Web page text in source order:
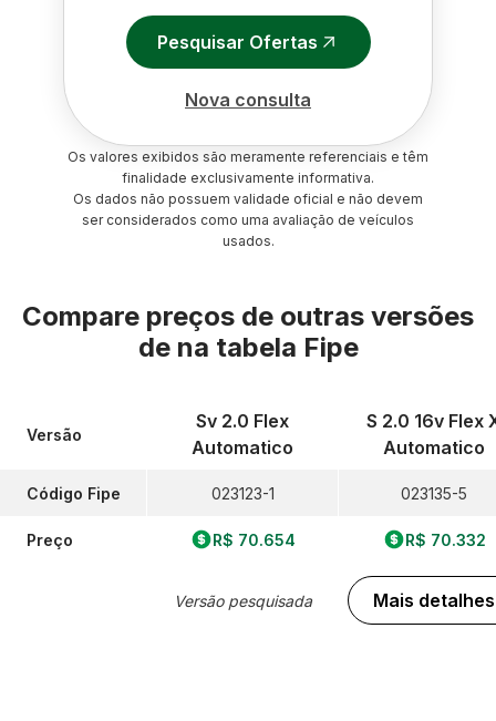
Pesquisar Ofertas
Nova consulta
Os valores exibidos são meramente referenciais e têm
finalidade exclusivamente informativa.
Os dados não possuem validade oficial e não devem
ser considerados como uma avaliação de veículos
usados.
Compare preços de outras versões
de na tabela Fipe
Versão
Código Fipe
Preço
Sv 2.0 Flex
Automatico
023123-1
R$ 70.654
Versão pesquisada
S 2.0 16v Flex
Automatico
023135-5
R$ 70.332
Mais detalhes